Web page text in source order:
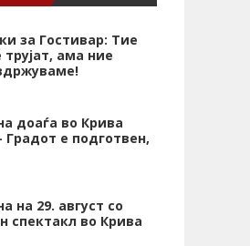
за Гостивар: Тие
трујат, ама ние
доаѓа во Крива
Градот е подготвен,
на 29. август со
спектакл во Крива